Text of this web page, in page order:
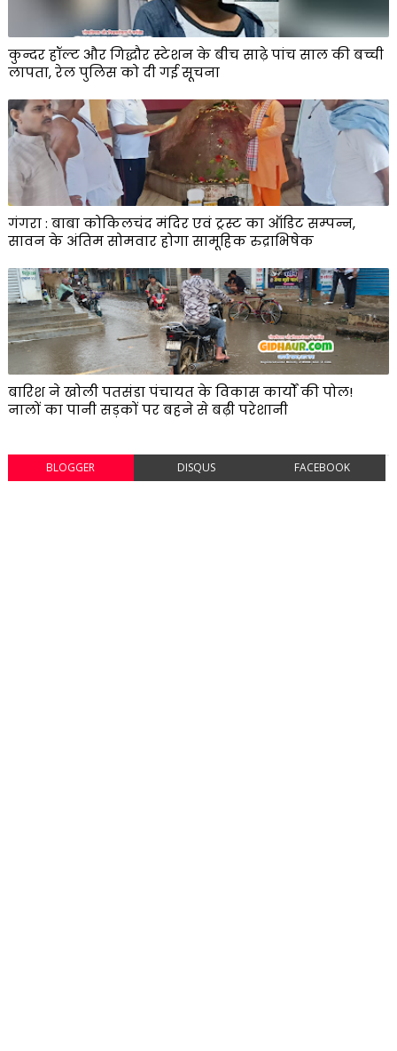
कुन्दर हॉल्ट और गिद्धौर स्टेशन के बीच साढ़े पांच साल की बच्ची
लापता, रेल पुलिस को दी गई सूचना
गंगरा : बाबा कोकिलचंद मंदिर एवं ट्रस्ट का ऑडिट सम्पन्न,
सावन के अंतिम सोमवार होगा सामूहिक रुद्राभिषेक
बारिश ने खोली पतसंडा पंचायत के विकास कार्यों की पोल!
नालों का पानी सड़कों पर बहने से बढ़ी परेशानी
BLOGGER DISQUS FACEBOOK